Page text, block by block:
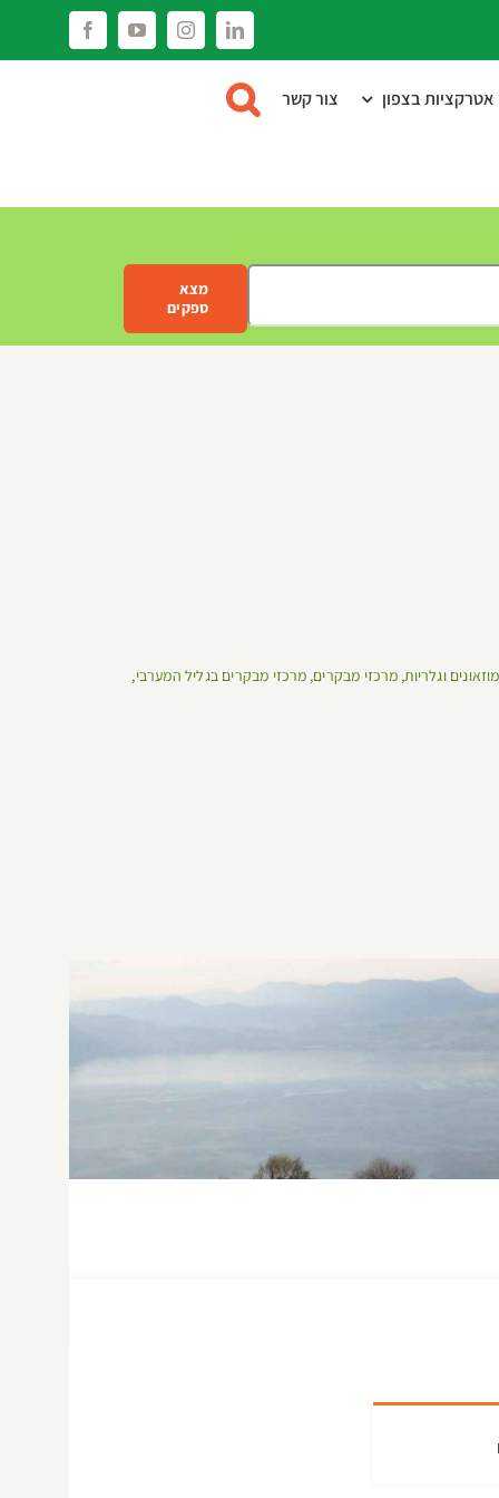
LinkedIn
Instagram
YouTube
Facebook
אטרקציות בצפון צור קשר
מצא
ספקים
מוזאונים וגלריות מרכזי מבקרים מרכזי מבקרים בגליל המערבי